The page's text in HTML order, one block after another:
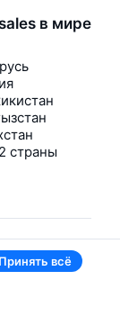
в мире
страны
Принять всё